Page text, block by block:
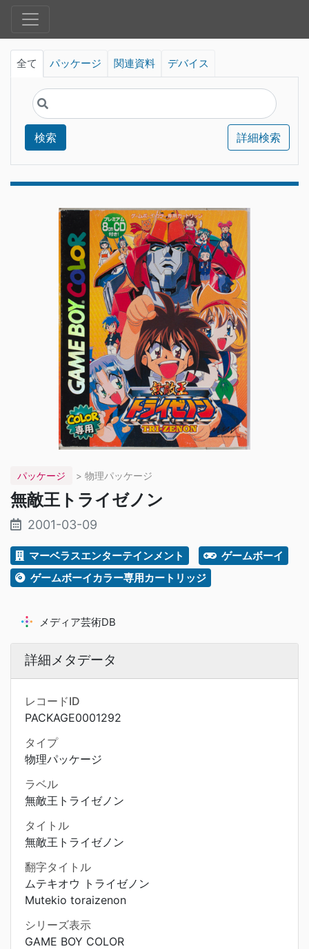
全て パッケージ 関連資料 デバイス
検索 詳細検索
パッケージ > 物理パッケージ
無敵王トライゼノン
2001-03-09
マーベラスエンターテインメント
ゲームボーイ
ゲームボーイカラー専用カートリッジ
メディア芸術DB
詳細メタデータ
レコードID
PACKAGE0001292
タイプ
物理パッケージ
ラベル
無敵王トライゼノン
タイトル
無敵王トライゼノン
翻字タイトル
ムテキオウ トライゼノン
Mutekio toraizenon
シリーズ表示
GAME BOY COLOR